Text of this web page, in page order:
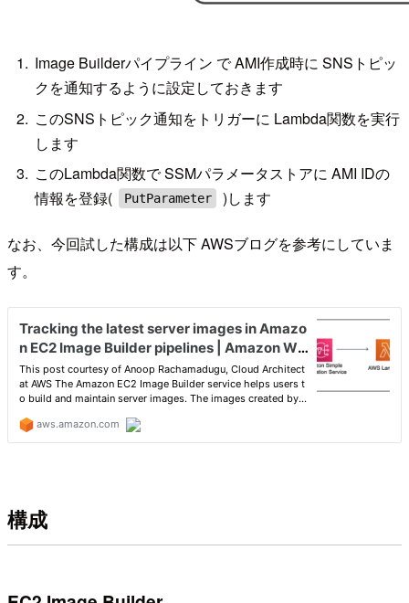
Image Builderパイプライン で AMI作成時に SNSトピッ
クを通知するように設定しておきます
このSNSトピック通知をトリガーに Lambda関数を実行
します
このLambda関数で SSMパラメータストアに AMI IDの
情報を登録(
PutParameter )します
なお、今回試した構成は以下 AWSブログを参考にしていま
す。
構成